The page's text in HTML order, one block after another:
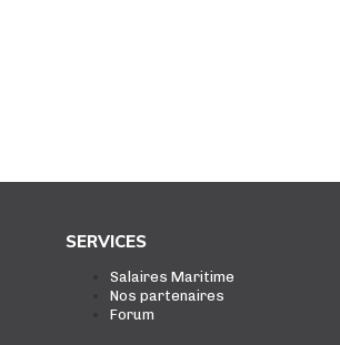
SERVICES
Salaires Maritime
Nos partenaires
Forum